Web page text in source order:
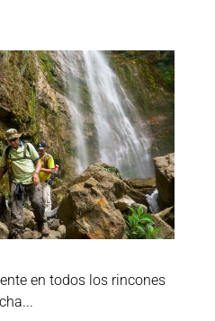
en todos los rincones